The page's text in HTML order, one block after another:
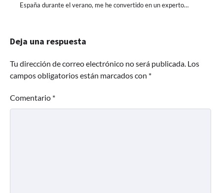
España durante el verano, me he convertido en un experto…
Deja una respuesta
Tu dirección de correo electrónico no será publicada. Los
campos obligatorios están marcados con *
Comentario *